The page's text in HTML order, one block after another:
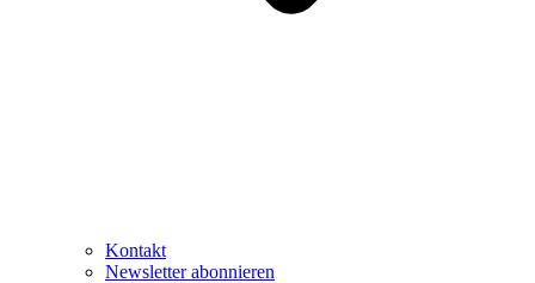
Kontakt
Newsletter abonnieren